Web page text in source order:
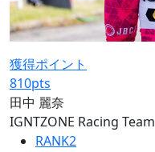
獲得ポイント
810pts
田中 麗奈
IGNTZONE Racing Team
RANK2